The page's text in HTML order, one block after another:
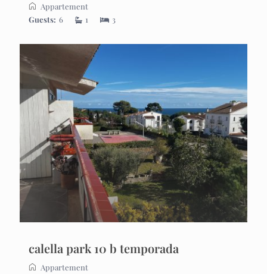
Appartement
Guests: 6 1 3
calella park 10 b temporada
Appartement